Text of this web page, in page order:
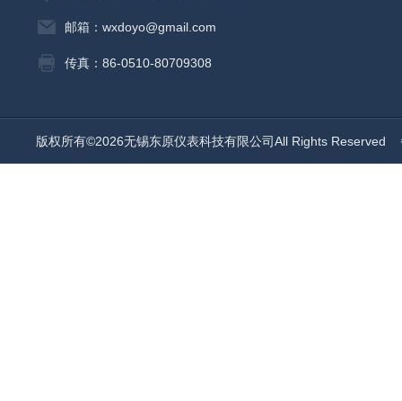
邮箱：wxdoyo@gmail.com
传真：86-0510-80709308
版权所有©2026无锡东原仪表科技有限公司All Rights Reserved